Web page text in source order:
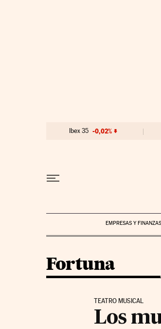
Ibex 35 -0,02%
EMPRESAS Y FINANZAS
Fortuna
TEATRO MUSICAL
Los